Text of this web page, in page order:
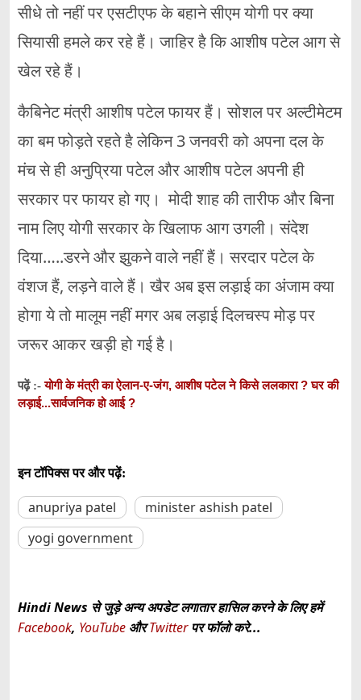
सीधे तो नहीं पर एसटीएफ के बहाने सीएम योगी पर क्या
सियासी हमले कर रहे हैं। जाहिर है कि आशीष पटेल आग से
खेल रहे हैं।
कैबिनेट मंत्री आशीष पटेल फायर हैं। सोशल पर अल्टीमेटम
का बम फोड़ते रहते है लेकिन 3 जनवरी को अपना दल के
मंच से ही अनुप्रिया पटेल और आशीष पटेल अपनी ही
सरकार पर फायर हो गए। मोदी शाह की तारीफ और बिना
नाम लिए योगी सरकार के खिलाफ आग उगली। संदेश
दिया…..डरने और झुकने वाले नहीं हैं। सरदार पटेल के
वंशज हैं, लड़ने वाले हैं। खैर अब इस लड़ाई का अंजाम क्या
होगा ये तो मालूम नहीं मगर अब लड़ाई दिलचस्प मोड़ पर
जरूर आकर खड़ी हो गई है।
पढ़ें :-योगी के मंत्री का ऐलान-ए-जंग, आशीष पटेल ने किसे ललकारा ? घर की
लड़ाई...सार्वजनिक हो आई ?
इन टॉपिक्स पर और पढ़ें:
anupriya patel
minister ashish patel
yogi government
Hindi News से जुड़े अन्य अपडेट लगातार हासिल करने के लिए हमें
Facebook, YouTube औरTwitterपर फॉलो करे...